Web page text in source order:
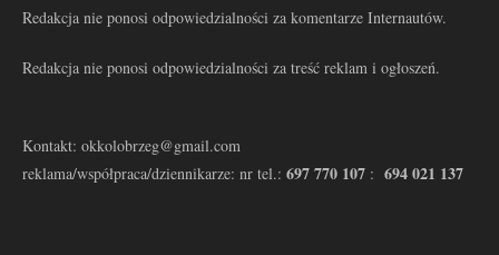
Redakcja nie ponosi odpowiedzialności za komentarze Internautów.
Redakcja nie ponosi odpowiedzialności za treść reklam i ogłoszeń.
Kontakt: okkolobrzeg@gmail.com
reklama/współpraca/dziennikarze: nr tel.: 697 770 107 : 694 021 137